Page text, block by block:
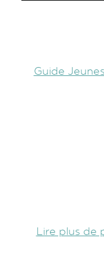
Guide
Lire plus de